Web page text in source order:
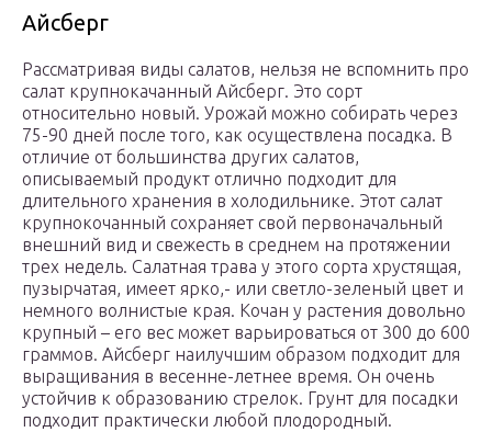
Айсберг
Рассматривая виды салатов, нельзя не вспомнить про
салат крупнокачанный Айсберг. Это сорт
относительно новый. Урожай можно собирать через
75-90 дней после того, как осуществлена посадка. В
отличие от большинства других салатов,
описываемый продукт отлично подходит для
длительного хранения в холодильнике. Этот салат
крупнокочанный сохраняет свой первоначальный
внешний вид и свежесть в среднем на протяжении
трех недель. Салатная трава у этого сорта хрустящая,
пузырчатая, имеет ярко,- или светло-зеленый цвет и
немного волнистые края. Кочан у растения довольно
крупный – его вес может варьироваться от 300 до 600
граммов. Айсберг наилучшим образом подходит для
выращивания в весенне-летнее время. Он очень
устойчив к образованию стрелок. Грунт для посадки
подходит практически любой плодородный.